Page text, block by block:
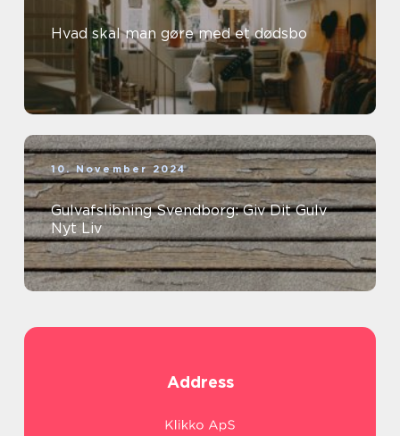
Hvad skal man gøre med et dødsbo
10. November 2024
Gulvafslibning Svendborg: Giv Dit Gulv
Nyt Liv
Address